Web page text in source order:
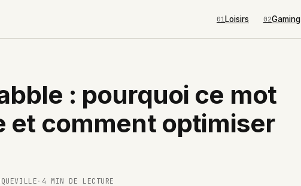
01 Loisirs 02Gaming
: pourquoi ce mot
et comment optimiser
· 4 MIN DE LECTURE